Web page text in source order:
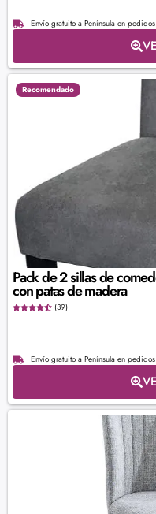
Envío gratuito a Península en
Recomendado
Pack de 2 sillas de
con patas de madera
(39)
Envío gratuito a Península en